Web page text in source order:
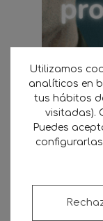
Buscar
Utilizamos
analíticos en
tus hábitos
visitadas).
Puedes